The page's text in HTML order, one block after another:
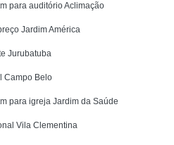
para auditório Aclimação
Jardim América
Jurubatuba
Campo Belo
para igreja Jardim da Saúde
Vila Clementina